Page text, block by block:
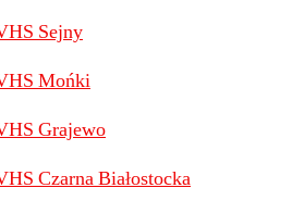
Sejny
Mońki
Grajewo
Czarna Białostocka